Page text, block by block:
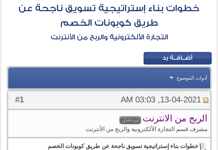
خطوات بناء إستراتيجية تسويق ناجحة عن
طريق كوبونات الخصم
التجارة الألكترونية والربح من الأنترنت
أدوات الموضوع
#
1 13-04-2021, 03:03 AM
الربح من الانترنت
مشرف قسم التجارة الألكترونية والربح من الأنترنت
خطوات بناء إستراتيجية تسويق ناجحة عن طريق كوبونات الخصم